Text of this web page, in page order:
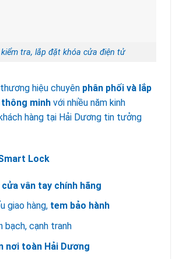
kiểm tra, lắp đặt khóa cửa điện tử
hiệu chuyên phân phối và lắp
minh với nhiều năm kinh
hàng tại Hải Dương tin tưởng
Lock
vân tay chính hãng
giao hàng,tem bảo hành
bạch, cạnh tranh
nơi toàn Hải Dương